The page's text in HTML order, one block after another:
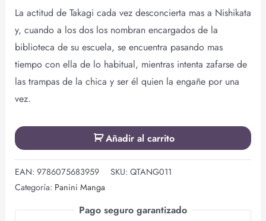
La actitud de Takagi cada vez desconcierta mas a Nishikata
y, cuando a los dos los nombran encargados de la
biblioteca de su escuela, se encuentra pasando mas
tiempo con ella de lo habitual, mientras intenta zafarse de
las trampas de la chica y ser él quien la engañe por una
vez.
Añadir al carrito
EAN: 9786075683959 SKU: QTANG011
Categoría: Panini Manga
Pago seguro garantizado